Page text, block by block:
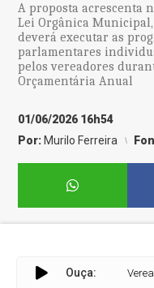
A proposta acrescenta
Lei Orgânica
deverá executar as
parlamentares
pelos vereadores
Orçamentária Anual
01/06/2026 16h54
Por: Murilo Ferreira
Ouça: